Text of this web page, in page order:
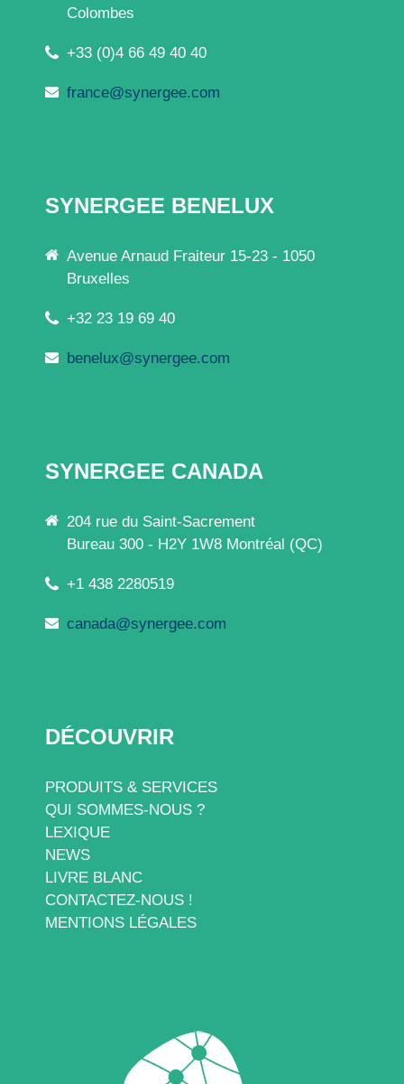
Colombes
+33 (0)4 66 49 40 40
france@synergee.com
SYNERGEE BENELUX
Avenue Arnaud Fraiteur 15-23 - 1050
Bruxelles
+32 23 19 69 40
benelux@synergee.com
SYNERGEE CANADA
204 rue du Saint-Sacrement
Bureau 300 - H2Y 1W8 Montréal (QC)
+1 438 2280519
canada@synergee.com
DÉCOUVRIR
PRODUITS & SERVICES
QUI SOMMES-NOUS ?
LEXIQUE
NEWS
LIVRE BLANC
CONTACTEZ-NOUS !
MENTIONS LÉGALES